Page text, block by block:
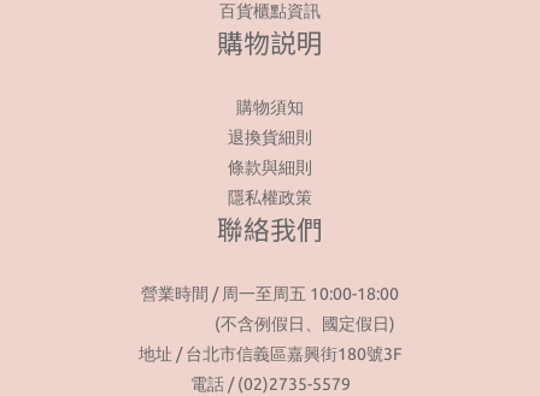
百貨櫃點資訊
購物説明
購物須知
退換貨細則
條款與細則
隱私權政策
聯絡我們
營業時間 / 周一至周五 10:00-18:00
(不含例假日、國定假日)
地址 / 台北市信義區嘉興街180號3F
電話 / (02)2735-5579